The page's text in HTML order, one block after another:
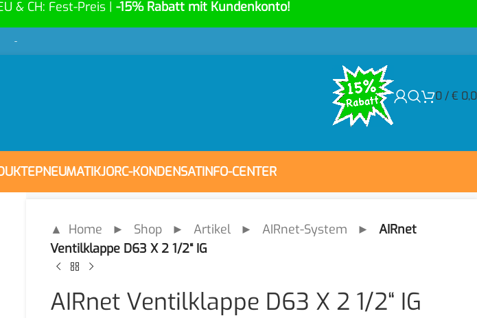
& CH: Fest-Preis | -15% Rabatt mit Kundenkonto!
-
0 /€
PNEUMATIKJORC-KONDENSATINFO-CENTER
▲ Home ► Shop ► Artikel ► AIRnet-System ► AIRnet
Ventilklappe D63 X 2 1/2“ IG
AIRnet Ventilklappe D63 X 2 1/2“ IG